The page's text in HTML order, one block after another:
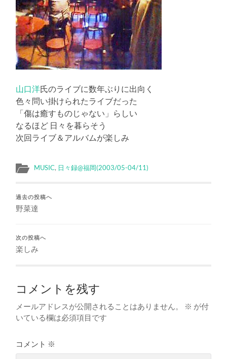
山口洋氏のライブに数年ぶりに出向く
色々問い掛けられたライブだった
「傷は癒すものじゃない」らしい
なるほど 日々を暮らそう
次回ライブ＆アルバムが楽しみ
MUSIC, 日々録@福岡(2003/05-04/11)
過去の投稿へ
野菜達
次の投稿へ
楽しみ
コメントを残す
メールアドレスが公開されることはありません。 ※ が付
いている欄は必須項目です
コメント ※